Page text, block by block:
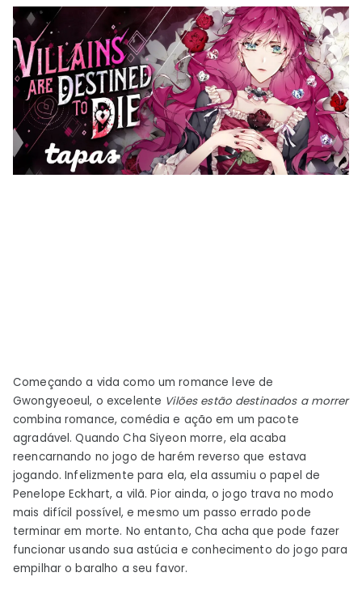
Começando a vida como um romance leve de
Gwongyeoeul, o excelente Vilões estão destinados a morrer
combina romance, comédia e ação em um pacote
agradável. Quando Cha Siyeon morre, ela acaba
reencarnando no jogo de harém reverso que estava
jogando. Infelizmente para ela, ela assumiu o papel de
Penelope Eckhart, a vilã. Pior ainda, o jogo trava no modo
mais difícil possível, e mesmo um passo errado pode
terminar em morte. No entanto, Cha acha que pode fazer
funcionar usando sua astúcia e conhecimento do jogo para
empilhar o baralho a seu favor.